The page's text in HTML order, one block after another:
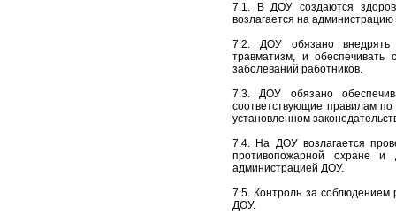
7.1. В ДОУ создаются
возлагается на
7.2. ДОУ обязано внедрять
травматизм, и обеспечивать
заболеваний работников.
7.3. ДОУ обязано
соответствующие правилам
установленном
7.4. На ДОУ возлагается
противопожарной охране и
администрацией ДОУ.
7.5. Контроль за соблюдением
ДОУ.